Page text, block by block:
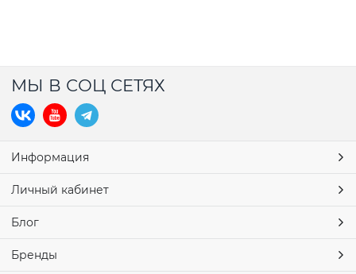
МЫ В СОЦ СЕТЯХ
Информация
Личный кабинет
Блог
Бренды